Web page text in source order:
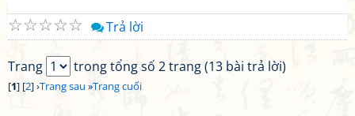
☆
☆
☆
☆
☆ Trả lời
Trang trong tổng số 2 trang (13 bài trả lời)
[1] [2] ›Trang sau »Trang cuối